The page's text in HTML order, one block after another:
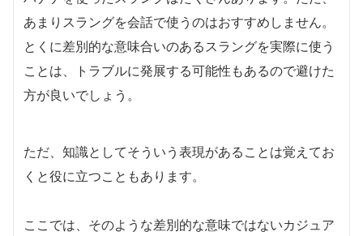
あまりスラングを会話で使うのはおすすめしません。
とくに差別的な意味合いのあるスラングを実際に使う
ことは、トラブルに発展する可能性もあるので避けた
方が良いでしょう。
ただ、知識としてそういう表現があることは覚えてお
くと役に立つこともあります。
ここでは、そのような差別的な意味ではないカジュア